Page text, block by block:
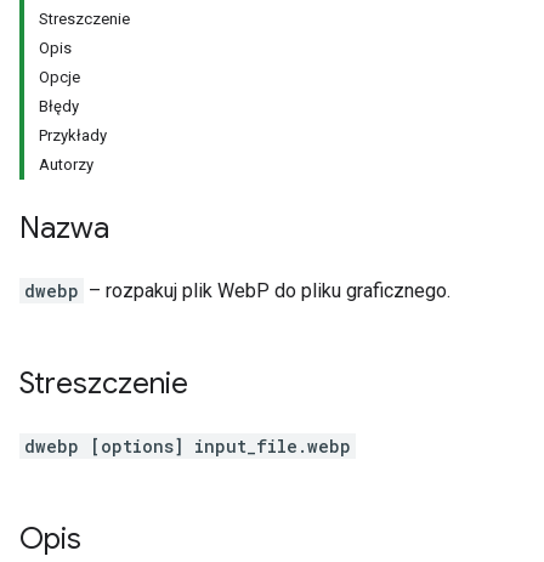
Streszczenie
Opis
Opcje
Błędy
Przykłady
Autorzy
Nazwa
dwebp – rozpakuj plik WebP do pliku graficznego.
Streszczenie
dwebp [options] input_file.webp
Opis